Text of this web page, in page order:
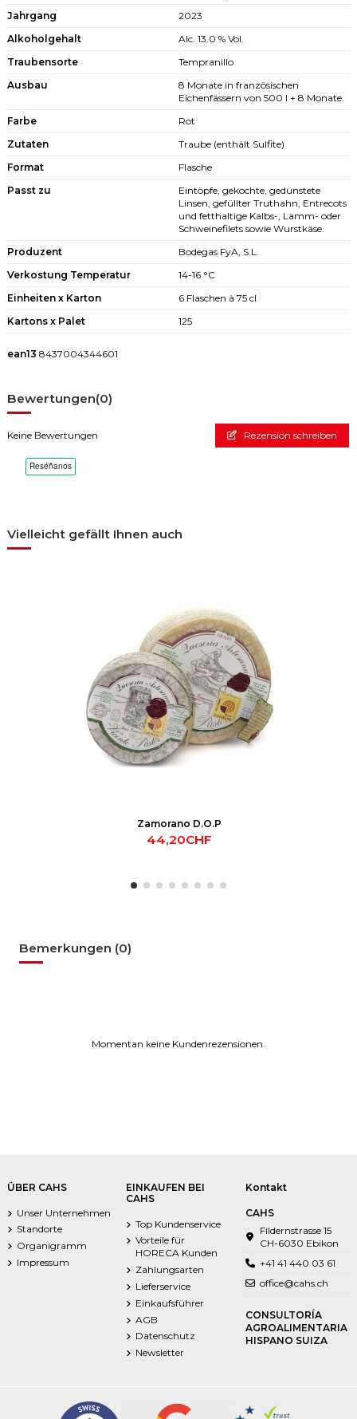
Jahrgang
2023
Alkoholgehalt
Alc. 13.0 % Vol.
Traubensorte
Tempranillo
Ausbau
8 Monate in französischen
Eichenfässern von 500 l + 8 Monate.
Farbe
Rot
Zutaten
Traube (enthält Sulfite)
Format
Flasche
Passt zu
Eintöpfe, gekochte, gedünstete
Linsen, gefüllter Truthahn, Entrecots
und fetthaltige Kalbs-, Lamm- oder
Schweinefilets sowie Wurstkäse.
Produzent
Bodegas FyA, S.L.
Verkostung Temperatur
14-16 °C
Einheiten x Karton
6 Flaschen à 75 cl
Kartons x Palet
125
ean13 8437004344601
Bewertungen(0)
Keine Bewertungen Rezension schreiben
Vielleicht gefällt Ihnen auch
Zamorano D.O.P
44,20CHF
Bemerkungen (0)
Momentan keine Kundenrezensionen.
ÜBER CAHS
Unser Unternehmen
Standorte
Organigramm
Impressum
EINKAUFEN BEI
CAHS
Top Kundenservice
Vorteile für
HORECA Kunden
Zahlungsarten
Lieferservice
Einkaufsführer
AGB
Datenschutz
Newsletter
Kontakt
CAHS
Fildernstrasse 15
CH-6030 Ebikon
+41 41 440 03 61
office@cahs.ch
CONSULTORÍA
AGROALIMENTARIA
HISPANO SUIZA